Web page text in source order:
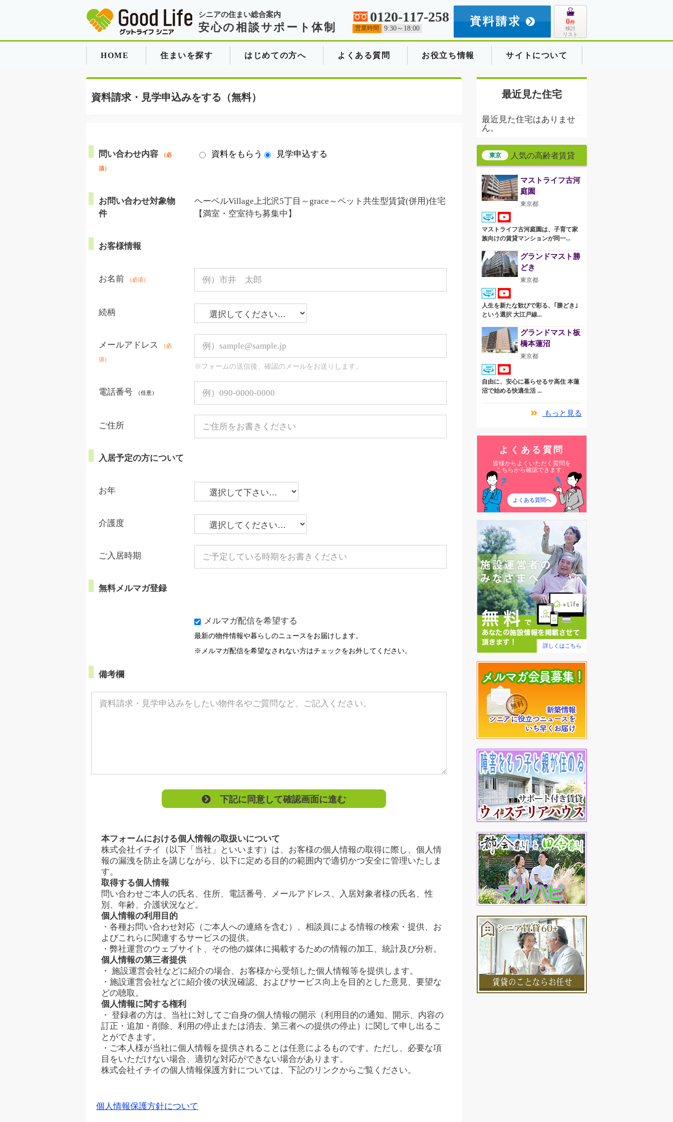
シニアの住まい総合案内
安心の相談サポート体制
0120-117-258
営業時間 9:30～18:00
0件
検討
リスト
HOME 住まいを探す はじめての方へ よくある質問 お役立ち情報 サイトについて
資料請求・見学申込みをする（無料）
問い合わせ内容 （必
須）
資料をもらう 見学申込する
お問い合わせ対象物
件
ヘーベルVillage上北沢5丁目～grace～ペット共生型賃貸(併用)住宅
【満室・空室待ち募集中】
お客様情報
お名前 （必須）
続柄
メールアドレス （必
須）
※フォームの送信後、確認のメールをお送りします。
電話番号 （任意）
ご住所
入居予定の方について
お年
介護度
ご入居時期
無料メルマガ登録
メルマガ配信を希望する
最新の物件情報や暮らしのニュースをお届けします。
※メルマガ配信を希望なされない方はチェックをお外してください。
備考欄
下記に同意して確認画面に進む
本フォームにおける個人情報の取扱いについて
株式会社イチイ（以下「当社」といいます）は、お客様の個人情報の取得に際し、個人情
報の漏洩を防止を講じながら、以下に定める目的の範囲内で適切かつ安全に管理いたしま
す。
取得する個人情報
問い合わせご本人の氏名、住所、電話番号、メールアドレス、入居対象者様の氏名、性
別、年齢、介護状況など。
個人情報の利用目的
・各種お問い合わせ対応（ご本人への連絡を含む）、相談員による情報の検索・提供、お
よびこれらに関連するサービスの提供。
・弊社運営のウェブサイト、その他の媒体に掲載するための情報の加工、統計及び分析。
個人情報の第三者提供
・ 施設運営会社などに紹介の場合、お客様から受領した個人情報等を提供します。
・施設運営会社などに紹介後の状況確認、およびサービス向上を目的とした意見、要望な
どの聴取。
個人情報に関する権利
・ 登録者の方は、当社に対してご自身の個人情報の開示（利用目的の通知、開示、内容の
訂正・追加・削除、利用の停止または消去、第三者への提供の停止）に関して申し出るこ
とができます。
・ご本人様が当社に個人情報を提供されることは任意によるものです。ただし、必要な項
目をいただけない場合、適切な対応ができない場合があります。
株式会社イチイの個人情報保護方針については、下記のリンクからご覧ください。
個人情報保護方針について
最近見た住宅
最近見た住宅はありませ
ん。
東京 人気の高齢者賃貸
マストライフ古河
庭園
東京都
マストライフ古河庭園は、子育て家
族向けの賃貸マンションが同一...
グランドマスト勝
どき
東京都
人生を新たな歓びで彩る、｢勝どき｣
という選択 大江戸線...
グランドマスト板
橋本蓮沼
東京都
自由に、安心に暮らせるサ高住 本蓮
沼で始める快適生活 ...
もっと見る
よくある質問
皆様からよくいただく質問を
こちらから確認できます。
よくある質問へ
詳しくはこちら